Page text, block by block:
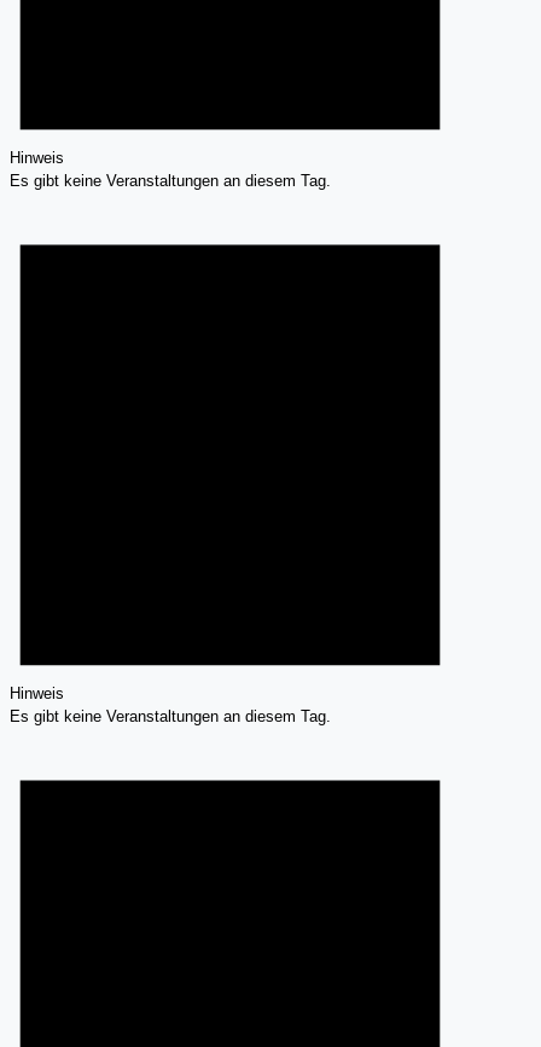
Hinweis
Es gibt keine Veranstaltungen an diesem Tag.
Hinweis
Es gibt keine Veranstaltungen an diesem Tag.